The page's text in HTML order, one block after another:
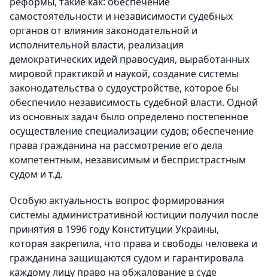
самостоятельности и независимости судебных
органов от влияния законодательной и
исполнительной власти, реализация
демократических идей правосудия, выработанных
мировой практикой и наукой, создание системы
законодательства о судоустройстве, которое бы
обеспечило независимость судебной власти. Одной
из основных задач было определено постепенное
осуществление специализации судов; обеспечение
права гражданина на рассмотрение его дела
компетентным, независимым и беспристрастным
судом и т.д.
Особую актуальность вопрос формирования
системы административной юстиции получил после
принятия в 1996 году Конституции Украины,
которая закрепила, что права и свободы человека и
гражданина защищаются судом и гарантировала
каждому лицу право на обжалование в суде